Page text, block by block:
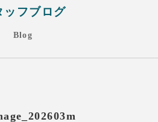
ッフブログ
Blog